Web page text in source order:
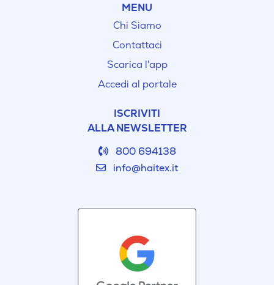
MENU
Chi Siamo
Contattaci
Scarica l'app
Accedi al portale
ISCRIVITI
ALLA NEWSLETTER
800 694138
info@haitex.it